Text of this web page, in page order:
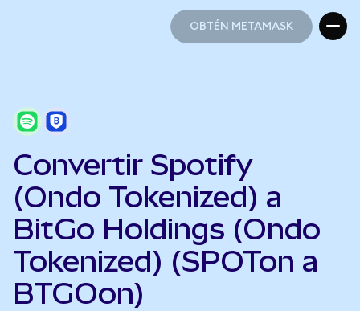
OBTÉN METAMASK
Convertir Spotify
(Ondo Tokenized) a
BitGo Holdings (Ondo
Tokenized) (SPOTon a
BTGOon)